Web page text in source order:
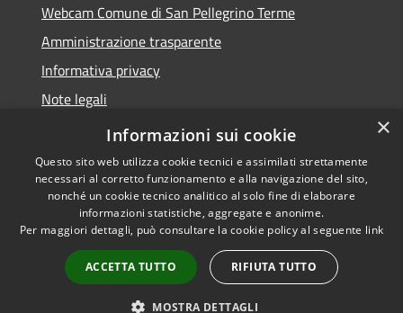
Webcam Comune di San Pellegrino Terme
Amministrazione trasparente
Informativa privacy
Note legali
Dichiarazione di accessibilità
Accessibilità
Copyright © 2026 • Comune di
San Pellegrino Terme •
Powered byMunicipium
Accesso redazione
×
Informazioni sui cookie
Questo sito web utilizza cookie tecnici e assimilati strettamente
necessari al corretto funzionamento e alla navigazione del sito,
nonché un cookie tecnico analitico al solo fine di elaborare
informazioni statistiche, aggregate e anonime.
Per maggiori dettagli, può consultare la cookie policy al seguente link
ACCETTA TUTTO RIFIUTA TUTTO
MOSTRA DETTAGLI